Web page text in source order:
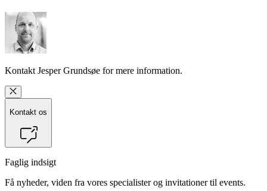
Kontakt Jesper Grundsøe for mere information.
Kontakt os
Faglig indsigt
Få nyheder, viden fra vores specialister og invitationer til events.